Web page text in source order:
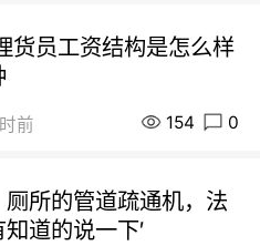
货员工资结构是怎么样
前 154 0
所的管道疏通机，法
道的说一下′